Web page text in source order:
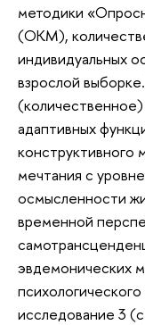
методики
(ОКМ),
индивидуальных
взрослой
адаптивных
конструктивного
мечтания с
осмысленности
временной
эвдемонических
исследование 3